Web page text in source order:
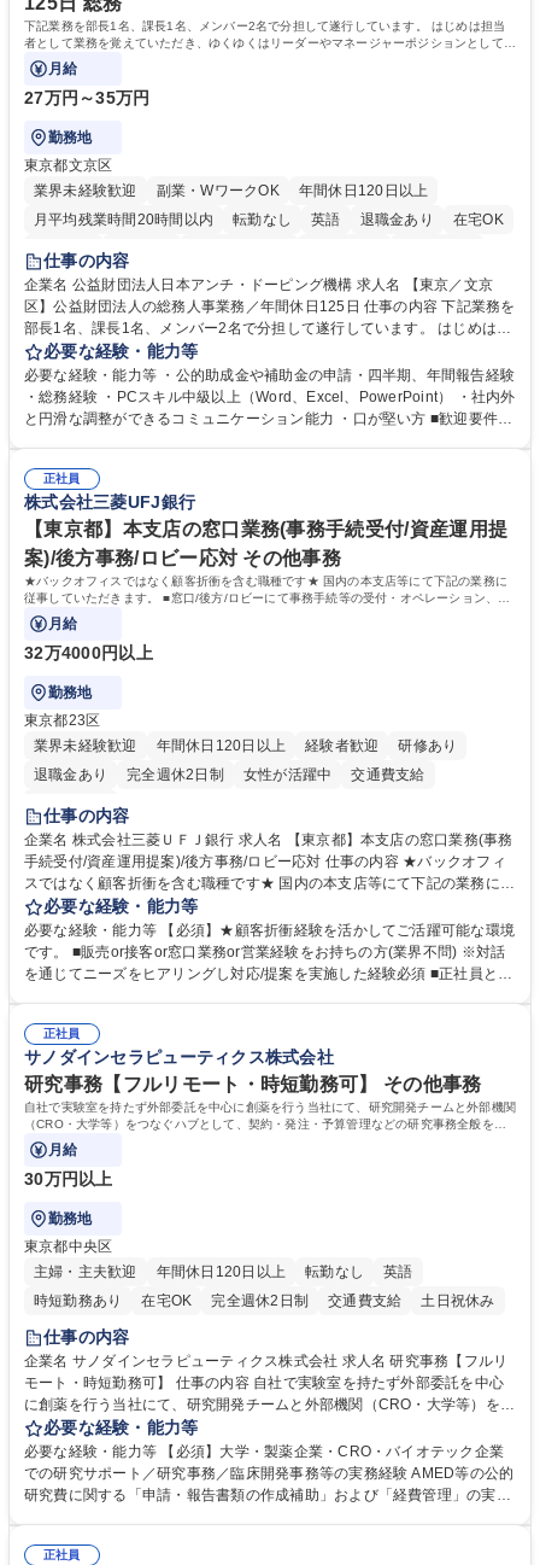
資格：
下記業務を部長1名、課長1名、メンバー2名で分担して遂行しています。 はじめは担当
者として業務を覚えていただき、ゆくゆくはリーダーやマネージャーポジションとして活
躍いただくことを期待しています。
月給
27万円～35万円
勤務地
東京都文京区
業界未経験歓迎
副業・WワークOK
年間休日120日以上
月平均残業時間20時間以内
転勤なし 英語 退職金あり
在宅OK
賞与あり
育休あり
食事補助あり
仕事の内容
企業名 公益財団法人日本アンチ・ドーピング機構 求人名 【東京／文京
区】公益財団法人の総務人事業務／年間休日125日 仕事の内容 下記業務を
部長1名、課長1名、メンバー2名で分担して遂行しています。 はじめは担
当者として業務を覚えていただき、ゆくゆくはリーダーやマネージャーポ
ジションとして活躍いただくことを期待しています。 【総務・人事グルー
プの業務内容】 ・人事制度関連 ・採用活動 ・教育研修の企画、実行 ・勤
怠管理 ・官公庁への各種提出 ・法定の会議運営（評議員会、理事会） ・
管理 ・福利厚生関連 ・職員からの問合せ、相談対応 ・その他日常の総務
業務全般 募集職種 【東京／文京区】公益財団法人の総務人事業務／年間
休日125日
必要な経験・能力等
必要な経験・能力等 ・公的助成金や補助金の申請・四半期、年間報告経験
・総務経験 ・PCスキル中級以上（Word、Excel、PowerPoint） ・社内外
と円滑な調整ができるコミュニケーション能力 ・口が堅い方 ■歓迎要件
正社員
株式会社三菱UFJ銀行
【東京都】本支店の窓口業務(事務手続受付/資産運用提
案)/後方事務/ロビー応対 その他事務
★バックオフィスではなく顧客折衝を含む職種です★ 国内の本支店等にて下記の業務に
従事していただきます。 ■窓口/後方/ロビーにて事務手続等の受付・オペレーション、お
客様対応
月給
32万4000円以上
勤務地
東京都23区
業界未経験歓迎
年間休日120日以上 経験者歓迎
研修あり
退職金あり
完全週休2日制 女性が活躍中
交通費支給
土日祝休み
仕事の内容
企業名 株式会社三菱ＵＦＪ銀行 求人名 【東京都】本支店の窓口業務(事務
手続受付/資産運用提案)/後方事務/ロビー応対 仕事の内容 ★バックオフィ
スではなく顧客折衝を含む職種です★ 国内の本支店等にて下記の業務に従
事していただきます。 ■窓口/後方/ロビーにて事務手続等の受付・オペレ
ーション、お客様対応 ■窓口にて、ご来店された個人のお客様に対して金
融商品のご提案 ■効率的な事務運用の検討・構築等 ≪業務紹介：ご応募前
に必ずご覧ください≫ ※記事 https://www.mysite.bk.mufg.jp/career/circle/
必要な経験・能力等
必要な経験・能力等 【必須】★顧客折衝経験を活かしてご活躍可能な環境
です。 ■販売or接客or窓口業務or営業経験をお持ちの方(業界不問) ※対話
を通じてニーズをヒアリングし対応/提案を実施した経験必須 ■正社員とし
るので安心して入行いただけます。 幅広いキャリアの選択肢があり、公募
や社内副業等を活用し、 一人ひとりが挑戦できるカルチャーが浸透してい
ます。 学歴・資格 学歴：大学院 大学 高専 短大 専修学校 高校 語学力：
資格：
正社員
サノダインセラピューティクス株式会社
研究事務【フルリモート・時短勤務可】 その他事務
自社で実験室を持たず外部委託を中心に創薬を行う当社にて、研究開発チームと外部機関
（CRO・大学等）をつなぐハブとして、契約・発注・予算管理などの研究事務全般をお
任せします。
月給
30万円以上
勤務地
東京都中央区
主婦・主夫歓迎
年間休日120日以上 転勤なし
英語
時短勤務あり
在宅OK 完全週休2日制 交通費支給 土日祝休み
仕事の内容
企業名 サノダインセラピューティクス株式会社 求人名 研究事務【フルリ
モート・時短勤務可】 仕事の内容 自社で実験室を持たず外部委託を中心
に創薬を行う当社にて、研究開発チームと外部機関（CRO・大学等）をつ
なぐハブとして、契約・発注・予算管理などの研究事務全般をお任せしま
す。 ■見積取得、発注、検収、請求処理等の事務手続き ■委託先との定例
会議の調整・アジェンダ準備・議事録作成 ■研究報告書、試験関連資料、
SOP等の整備・版管理・保管 ■研究開発の進捗・タイムライン・予算執行
集職種 研究事務【フルリモート・時短勤務可】
必要な経験・能力等
必要な経験・能力等 【必須】大学・製薬企業・CRO・バイオテック企業
での研究サポート／研究事務／臨床開発事務等の実務経験 AMED等の公的
研究費に関する「申請・報告書類の作成補助」および「経費管理」の実務
き方について】フルリモートやハイブリッド勤務、時短勤務など個々のラ
正社員